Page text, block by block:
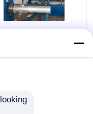
κοπή μηχανή